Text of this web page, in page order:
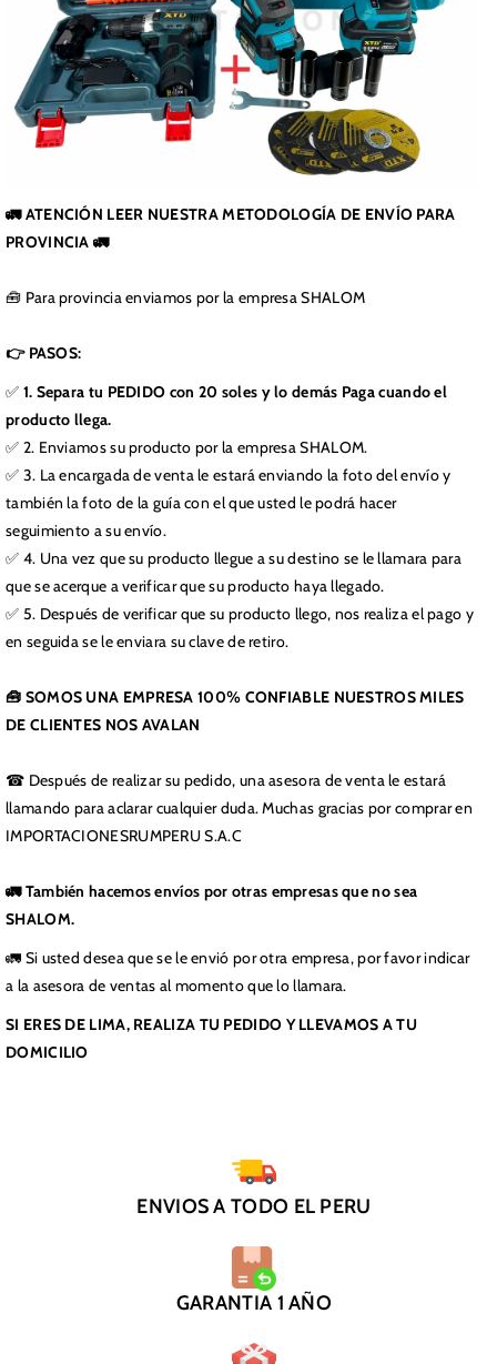
🚛 ATENCIÓN LEER NUESTRA METODOLOGÍA DE ENVÍO PARA
PROVINCIA 🚛
🧰 Para provincia enviamos por la empresa SHALOM
👉 PASOS:
✅ 1. Separa tu PEDIDO con 20 soles y lo demás Paga cuando el
producto llega.
✅ 2. Enviamos su producto por la empresa SHALOM.
✅ 3. La encargada de venta le estará enviando la foto del envío y
también la foto de la guía con el que usted le podrá hacer
seguimiento a su envío.
✅ 4. Una vez que su producto llegue a su destino se le llamara para
que se acerque a verificar que su producto haya llegado.
✅ 5. Después de verificar que su producto llego, nos realiza el pago y
en seguida se le enviara su clave de retiro.
🧰 SOMOS UNA EMPRESA 100% CONFIABLE NUESTROS MILES
DE CLIENTES NOS AVALAN
☎ Después de realizar su pedido, una asesora de venta le estará
llamando para aclarar cualquier duda. Muchas gracias por comprar en
IMPORTACIONESRUMPERU S.A.C
🚛 También hacemos envíos por otras empresas que no sea
SHALOM.
🚛 Si usted desea que se le envió por otra empresa, por favor indicar
a la asesora de ventas al momento que lo llamara.
SI ERES DE LIMA, REALIZA TU PEDIDO Y LLEVAMOS A TU
DOMICILIO
ENVIOS A TODO EL PERU
GARANTIA 1 AÑO